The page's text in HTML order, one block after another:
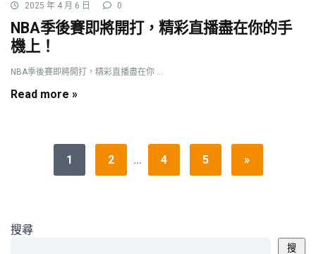
2025 年 4 月 6 日 0
NBA季後賽即將開打，精彩直播盡在你的手
機上！
NBA季後賽即將開打，精彩直播盡在你 ...
Read more »
1 2 ... 4 5 »
搜尋
搜